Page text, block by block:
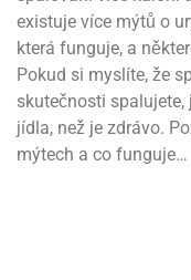
existuje více mýtů o
která funguje, a
Pokud si myslíte, že
skutečnosti spalujete,
jídla, než je zdrávo.
mýtech a co funguje…